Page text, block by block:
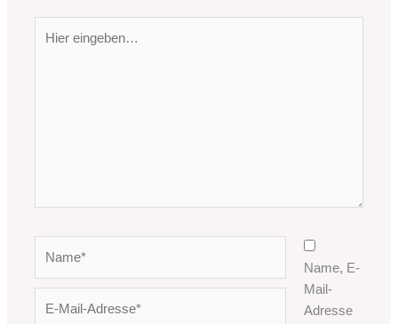
eingeben…
Name, E-
Mail-
Adresse